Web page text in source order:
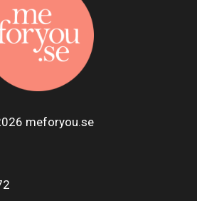
meforyou.se